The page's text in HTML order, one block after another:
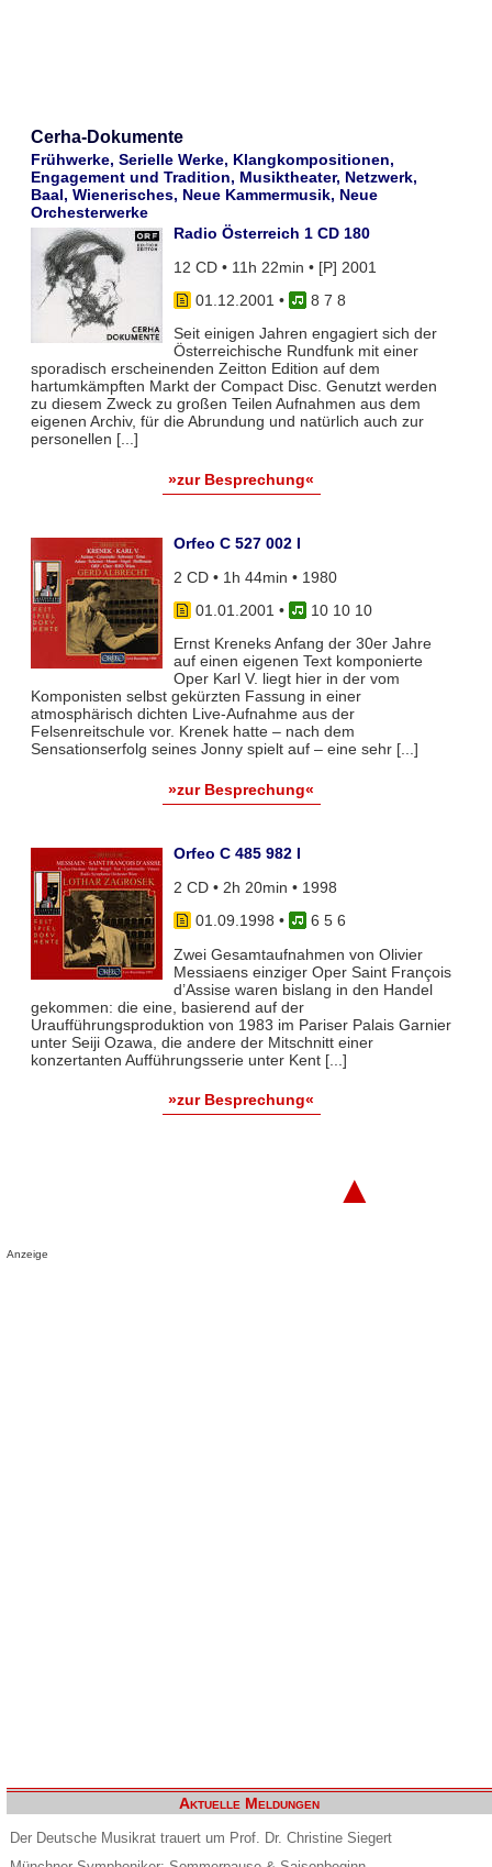
Cerha-Dokumente
Frühwerke, Serielle Werke, Klangkompositionen,
Engagement und Tradition, Musiktheater, Netzwerk,
Baal, Wienerisches, Neue Kammermusik, Neue
Orchesterwerke
Radio Österreich 1 CD 180
12 CD • 11h 22min • [P] 2001
01.12.2001 •
8 7 8
Seit einigen Jahren engagiert sich der
Österreichische Rundfunk mit einer
sporadisch erscheinenden Zeitton Edition auf dem
hartumkämpften Markt der Compact Disc. Genutzt werden
zu diesem Zweck zu großen Teilen Aufnahmen aus dem
eigenen Archiv, für die Abrundung und natürlich auch zur
personellen [...]
»zur Besprechung«
Orfeo C 527 002 I
2 CD • 1h 44min • 1980
01.01.2001 •
10 10 10
Ernst Kreneks Anfang der 30er Jahre
auf einen eigenen Text komponierte
Oper Karl V. liegt hier in der vom
Komponisten selbst gekürzten Fassung in einer
atmosphärisch dichten Live-Aufnahme aus der
Felsenreitschule vor. Krenek hatte – nach dem
Sensationserfolg seines Jonny spielt auf – eine sehr [...]
»zur Besprechung«
Orfeo C 485 982 I
2 CD • 2h 20min • 1998
01.09.1998 •
6 5 6
Zwei Gesamtaufnahmen von Olivier
Messiaens einziger Oper Saint François
d’Assise waren bislang in den Handel
gekommen: die eine, basierend auf der
Uraufführungsproduktion von 1983 im Pariser Palais Garnier
unter Seiji Ozawa, die andere der Mitschnitt einer
konzertanten Aufführungsserie unter Kent [...]
»zur Besprechung«
▲
Anzeige
Aktuelle Meldungen
Der Deutsche Musikrat trauert um Prof. Dr. Christine Siegert